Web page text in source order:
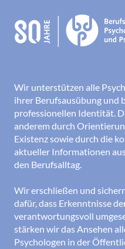
Wir unterstützen alle
ihrer Berufsausübung und
professionellen Identität.
anderem durch
Existenz sowie durch die
aktueller Informationen
den Berufsalltag.
Wir erschließen und
dafür, dass Erkenntnisse
verantwortungsvoll
stärken wir das Ansehen
Psychologen in der